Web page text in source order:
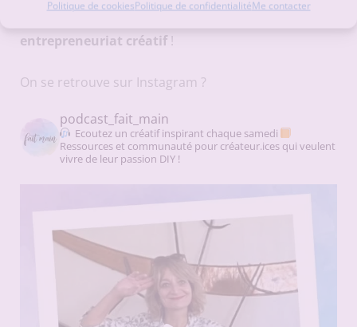
Politique de cookiesPolitique de confidentialitéMe contacter
entrepreneuriat créatif!
On se retrouve sur Instagram ?
podcast_fait_main
Ecoutez un créatif inspirant chaque samedi
Ressources et communauté pour créateur.ices qui veulent
vivre de leur passion DIY !